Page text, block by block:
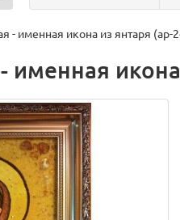
- именная икона из янтаря (ар-
именная